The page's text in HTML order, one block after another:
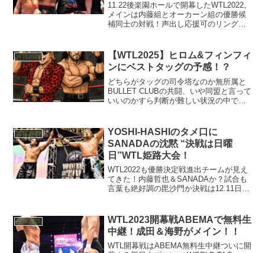
11.22後楽園ホールで開幕したWTL2022。
メインは内藤組とオーカーン組の優勝候
補同士の対戦！声出し応援可のリングで
WTL2025
【WTL2025】ヒロム&フィンフィ
ンにベストタッグの予感！？
どちらがタッグの司令塔なのか無所属と
BULLET CLUBの共闘、いや同盟と言って
いいのかすら判断が難しい状況の中で、
は、事前情報も前フリもなく、まさに電
撃的だった。...
WTL2025
YOSHI-HASHIのタメ口に
SANADAの沈黙 “決戦は日曜
日”WTL姫路大会！
WTL2022も優勝決定戦進出チームが見え
てきた！内藤哲也＆SANADAか？試合も
言葉も絶好調の毘沙門か決戦は12.11日曜
WTL2025
WTL2023開幕戦ABEMAで無料生
中継！成田＆海野がメイン！！
WTL開幕戦はABEMA無料生中継ついに開